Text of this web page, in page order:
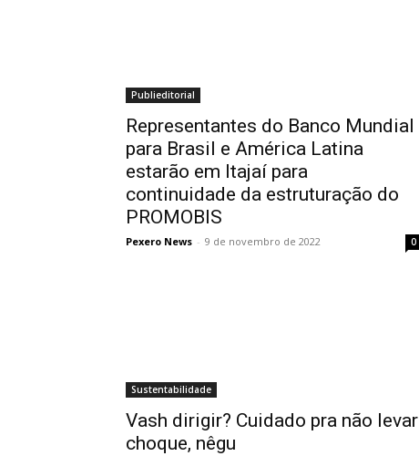
Publieditorial
Representantes do Banco Mundial
para Brasil e América Latina
estarão em Itajaí para
continuidade da estruturação do
PROMOBIS
Pexero News - 9 de novembro de 2022 0
Sustentabilidade
Vash dirigir? Cuidado pra não levar
choque, nêgu